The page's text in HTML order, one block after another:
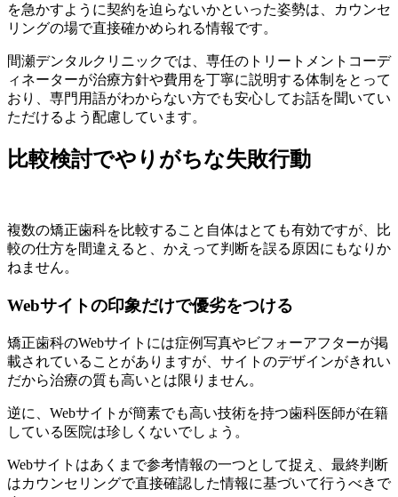
を急かすように契約を迫らないかといった姿勢は、カウンセ
リングの場で直接確かめられる情報です。
間瀬デンタルクリニックでは、専任のトリートメントコーデ
ィネーターが治療方針や費用を丁寧に説明する体制をとって
おり、専門用語がわからない方でも安心してお話を聞いてい
ただけるよう配慮しています。
比較検討でやりがちな失敗行動
複数の矯正歯科を比較すること自体はとても有効ですが、比
較の仕方を間違えると、かえって判断を誤る原因にもなりか
ねません。
Webサイトの印象だけで優劣をつける
矯正歯科のWebサイトには症例写真やビフォーアフターが掲
載されていることがありますが、サイトのデザインがきれい
だから治療の質も高いとは限りません。
逆に、Webサイトが簡素でも高い技術を持つ歯科医師が在籍
している医院は珍しくないでしょう。
Webサイトはあくまで参考情報の一つとして捉え、最終判断
はカウンセリングで直接確認した情報に基づいて行うべきで